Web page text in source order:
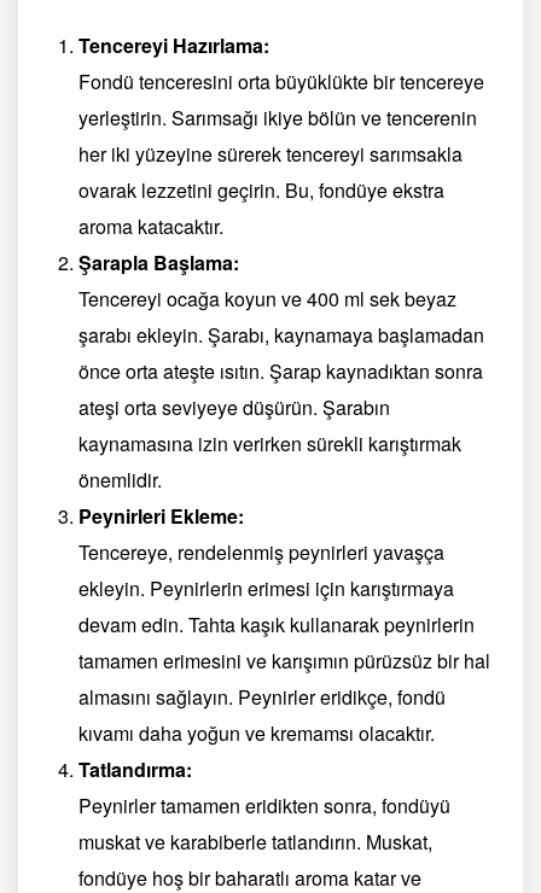
Tencereyi Hazırlama:
Fondü tenceresini orta büyüklükte bir tencereye
yerleştirin. Sarımsağı ikiye bölün ve tencerenin
her iki yüzeyine sürerek tencereyi sarımsakla
ovarak lezzetini geçirin. Bu, fondüye ekstra
aroma katacaktır.
Şarapla Başlama:
Tencereyi ocağa koyun ve 400 ml sek beyaz
şarabı ekleyin. Şarabı, kaynamaya başlamadan
önce orta ateşte ısıtın. Şarap kaynadıktan sonra
ateşi orta seviyeye düşürün. Şarabın
kaynamasına izin verirken sürekli karıştırmak
önemlidir.
Peynirleri Ekleme:
Tencereye, rendelenmiş peynirleri yavaşça
ekleyin. Peynirlerin erimesi için karıştırmaya
devam edin. Tahta kaşık kullanarak peynirlerin
tamamen erimesini ve karışımın pürüzsüz bir hal
almasını sağlayın. Peynirler eridikçe, fondü
kıvamı daha yoğun ve kremamsı olacaktır.
Tatlandırma:
Peynirler tamamen eridikten sonra, fondüyü
muskat ve karabiberle tatlandırın. Muskat,
fondüye hoş bir baharatlı aroma katar ve